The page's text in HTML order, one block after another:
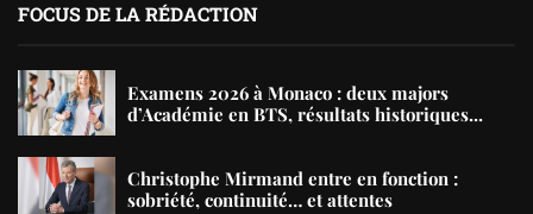
FOCUS DE LA RÉDACTION
Examens 2026 à Monaco : deux majors
d’Académie en BTS, résultats historiques...
Christophe Mirmand entre en fonction :
sobriété, continuité… et attentes